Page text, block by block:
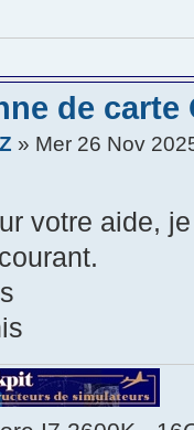
de
» Mer 26 Nov
votre aide,